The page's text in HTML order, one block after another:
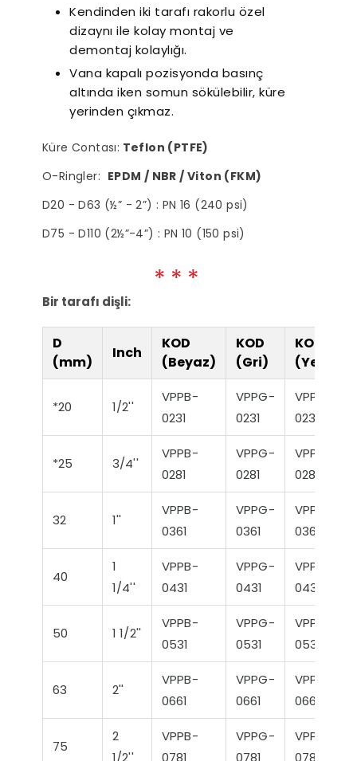
Kendinden iki tarafı rakorlu özel
dizaynı ile kolay montaj ve
demontaj kolaylığı.
Vana kapalı pozisyonda basınç
altında iken somun sökülebilir, küre
yerinden çıkmaz.
Küre Contası: Teflon (PTFE)
O-Ringler: EPDM / NBR / Viton (FKM)
D20 - D63 (½” - 2”) : PN 16 (240 psi)
D75 - D110 (2½”-4”) : PN 10 (150 psi)
Bir tarafı dişli:
D
(mm)
Inch
KOD
(Beyaz)
KOD
(Gri)
KOD
(Yeşil)
*20 1/2''
VPPB-
0231
VPPG-
0231
VPPY-
0231
*25 3/4''
VPPB-
0281
VPPG-
0281
VPPY-
0281
32 1''
VPPB-
0361
VPPG-
0361
VPPY-
0361
40
1
1/4''
VPPB-
0431
VPPG-
0431
VPPY-
0431
50 1 1/2''
VPPB-
0531
VPPG-
0531
VPPY-
0531
63 2''
VPPB-
0661
VPPG-
0661
VPPY-
0661
75
2
1/2''
VPPB-
0781
VPPG-
0781
VPPY-
0781
Seçiminde
Edilmesi
Hususlar
Havuz Sezon Açılışı
Rehberi: Yaz Öncesi
Yapılması Gereken 10